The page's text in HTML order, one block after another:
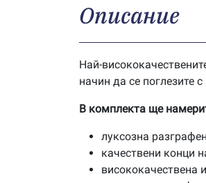
Описание
Най-
начин да се поглезите
В комплекта ще
луксозна
качествени конци
висококачествена